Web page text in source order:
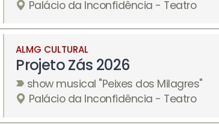
Palácio da Inconfidência - Teatro
ALMG CULTURAL
Projeto Zás 2026
show musical "Peixes dos Milagres"
Palácio da Inconfidência - Teatro